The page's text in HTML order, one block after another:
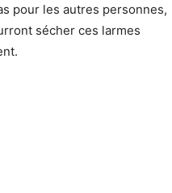
pour les autres personnes,
sécher ces larmes